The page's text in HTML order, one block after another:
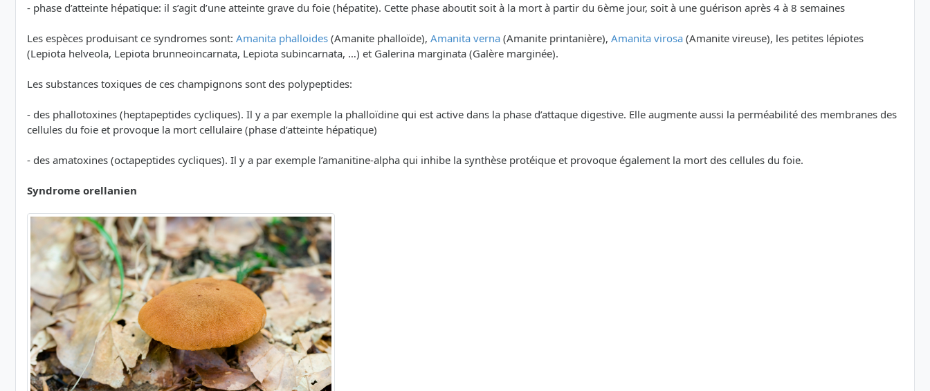
- phase d’atteinte hépatique: il s’agit d’une atteinte grave du foie (hépatite). Cette phase aboutit soit à la mort à partir du 6ème jour, soit à une guérison après 4 à 8 semaines
Les espèces produisant ce syndromes sont: Amanita phalloides (Amanite phalloïde), Amanita verna (Amanite printanière), Amanita virosa (Amanite vireuse), les petites lépiotes
(Lepiota helveola, Lepiota brunneoincarnata, Lepiota subincarnata, …) et Galerina marginata (Galère marginée).
Les substances toxiques de ces champignons sont des polypeptides:
- des phallotoxines (heptapeptides cycliques). Il y a par exemple la phalloïdine qui est active dans la phase d’attaque digestive. Elle augmente aussi la perméabilité des membranes des
cellules du foie et provoque la mort cellulaire (phase d’atteinte hépatique)
- des amatoxines (octapeptides cycliques). Il y a par exemple l’amanitine-alpha qui inhibe la synthèse protéique et provoque également la mort des cellules du foie.
Syndrome orellanien